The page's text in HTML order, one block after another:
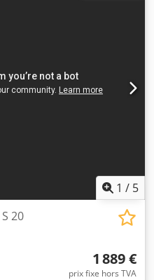
1 / 5
20
1 889 €
prix fixe hors TVA